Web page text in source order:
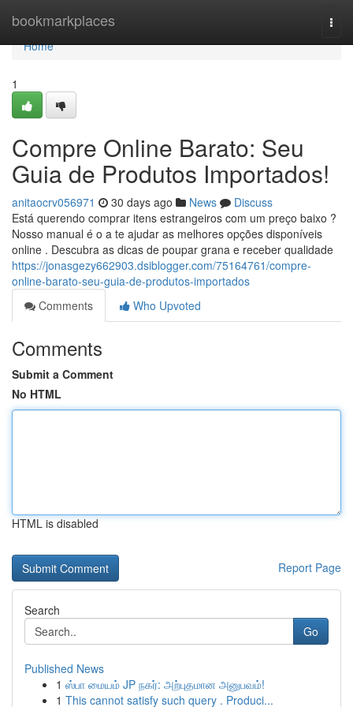
bookmarkplaces
Home
Home
1
Compre Online Barato: Seu
Guia de Produtos Importados!
anitaocrv056971 30 days ago News
Discuss
Está querendo comprar itens estrangeiros com um preço baixo ?
Nosso manual é o a te ajudar as melhores opções disponíveis
online . Descubra as dicas de poupar grana e receber qualidade
https://jonasgezy662903.dsiblogger.com/75164761/compre-
online-barato-seu-guia-de-produtos-importados
Comments
Who Upvoted
Comments
Submit a Comment
No HTML
HTML is disabled
Report Page
Search
Go
Published News
1 ஸ்பா மையம் JP நகர்: அற்புதமான அனுபவம்!
1 This cannot satisfy such query . Produci...